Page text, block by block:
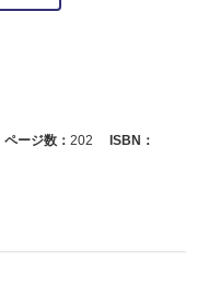
ページ数： 202
ISBN：